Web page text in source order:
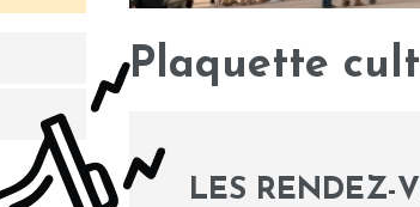
Plaquette
LES RENDEZ-